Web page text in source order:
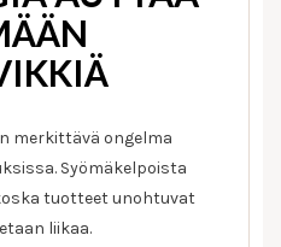
merkittävä ongelma
Syömäkelpoista
tuotteet unohtuvat
liikaa.